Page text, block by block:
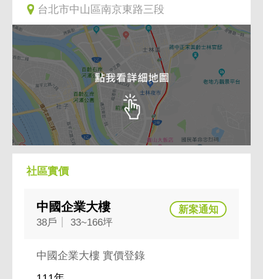
台北市中山區南京東路三段
社區實價
中國企業大樓
38戶 33~166坪
中國企業大樓 實價登錄